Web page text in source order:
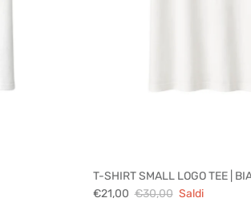
T-SHIRT SMALL LOGO TEE |
€21,00 €30,00 Saldi